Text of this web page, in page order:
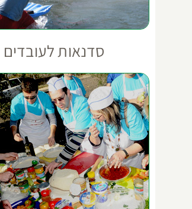
סדנאות לעובדים